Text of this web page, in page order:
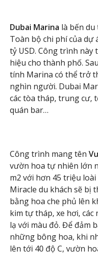
Dubai Marina là bến
Toàn bộ chi phí của dự
tỷ USD. Công trình
hiệu cho thành phố.
tính Marina có thể trở
nghìn người. Dubai
các tòa tháp, trung cư,
quán bar…
Công trình mang tên
vườn hoa tự nhiên lớn
m2 với hơn 45 triệu
Miracle du khách sẽ
bằng hoa che phủ lên
kim tự tháp, xe hơi,
lạ với màu đỏ. Để đảm
những bông hoa, khi
lên tới 40 độ C, vườn